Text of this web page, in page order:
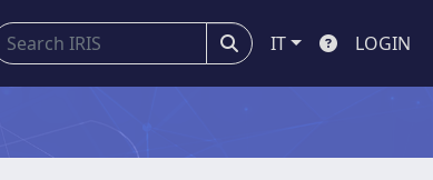
IT LOGIN